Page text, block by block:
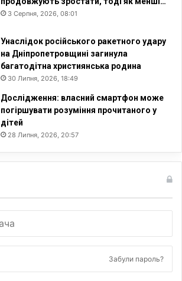
3 Серпня, 2026, 08:01
Унаслідок російського ракетного удару
на Дніпропетровщині загинула
багатодітна християнська родина
30 Липня, 2026, 18:49
Дослідження: власний смартфон може
погіршувати розуміння прочитаного у
дітей
28 Липня, 2026, 20:57
Забули пароль?